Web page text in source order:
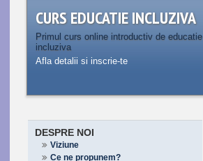
CURS EDUCATIE INCLUZIVA
Primul curs online introductiv de educatie
incluziva
Afla detalii si inscrie-te
DESPRE NOI
Viziune
Ce ne propunem?